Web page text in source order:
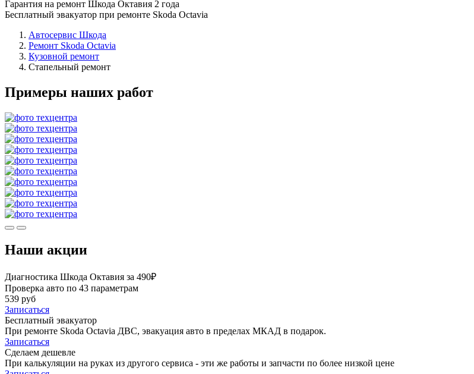
Гарантия на ремонт Шкода Октавия 2 года
Бесплатный эвакуатор при ремонте Skoda Octavia
Автосервис Шкода
Ремонт Skoda Octavia
Кузовной ремонт
Стапельный ремонт
Примеры наших работ
Наши акции
Диагностика Шкода Октавия за 490₽
Проверка авто по 43 параметрам
539 руб
Записаться
Бесплатный эвакуатор
При ремонте Skoda Octavia ДВС, эвакуация авто в пределах МКАД в подарок.
Записаться
Сделаем дешевле
При калькуляции на руках из другого сервиса - эти же работы и запчасти по более низкой цене